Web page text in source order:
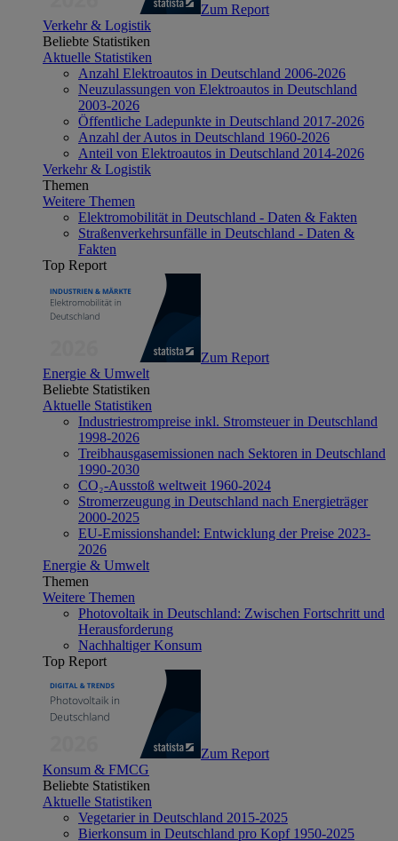
Zum Report
Verkehr & Logistik
Beliebte Statistiken
Aktuelle Statistiken
Anzahl Elektroautos in Deutschland 2006-2026
Neuzulassungen von Elektroautos in Deutschland
2003-2026
Öffentliche Ladepunkte in Deutschland 2017-2026
Anzahl der Autos in Deutschland 1960-2026
Anteil von Elektroautos in Deutschland 2014-2026
Verkehr & Logistik
Themen
Weitere Themen
Elektromobilität in Deutschland - Daten & Fakten
Straßenverkehrsunfälle in Deutschland - Daten &
Fakten
Top Report
Zum Report
Energie & Umwelt
Beliebte Statistiken
Aktuelle Statistiken
Industriestrompreise inkl. Stromsteuer in Deutschland
1998-2026
Treibhausgasemissionen nach Sektoren in Deutschland
1990-2030
CO₂-Ausstoß weltweit 1960-2024
Stromerzeugung in Deutschland nach Energieträger
2000-2025
EU-Emissionshandel: Entwicklung der Preise 2023-
2026
Energie & Umwelt
Themen
Weitere Themen
Photovoltaik in Deutschland: Zwischen Fortschritt und
Herausforderung
Nachhaltiger Konsum
Top Report
Zum Report
Konsum & FMCG
Beliebte Statistiken
Aktuelle Statistiken
Vegetarier in Deutschland 2015-2025
Bierkonsum in Deutschland pro Kopf 1950-2025